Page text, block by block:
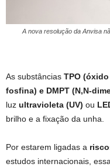
A nova resolução da Anvisa
As substâncias TPO
fosfina) e DMPT (N,N-
luz ultravioleta (UV) ou
brilho e a fixação da unha.
Por estarem ligadas a
estudos internacionais,